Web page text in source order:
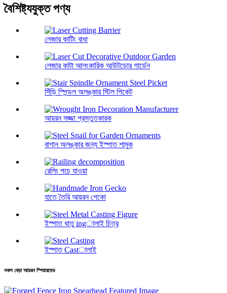
বৈশিষ্ট্যযুক্ত পণ্য
লেজার কাটিং বাধা
লেজার কাটা আলংকারিক আউটডোর গার্ডেন
সিঁড়ি স্পিন্ডল অলঙ্কার স্টিল পিকেট
আয়রন সজ্জা প্রস্তুতকারক
বাগান অলঙ্কার জন্য ইস্পাত শামুক
রেলিং পচে যাওয়া
হাতে তৈরি আয়রন গেকো
ইস্পাত ধাতু ingালাই চিত্র
ইস্পাত Castালাই
নকল বেড়া আয়রন স্পিয়ারহেড